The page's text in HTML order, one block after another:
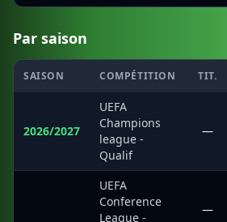
Par saison
SAISON COMPÉTITION TIT.
2026/2027
UEFA
Champions
league -
Qualif
—
UEFA
Conference
League -
—